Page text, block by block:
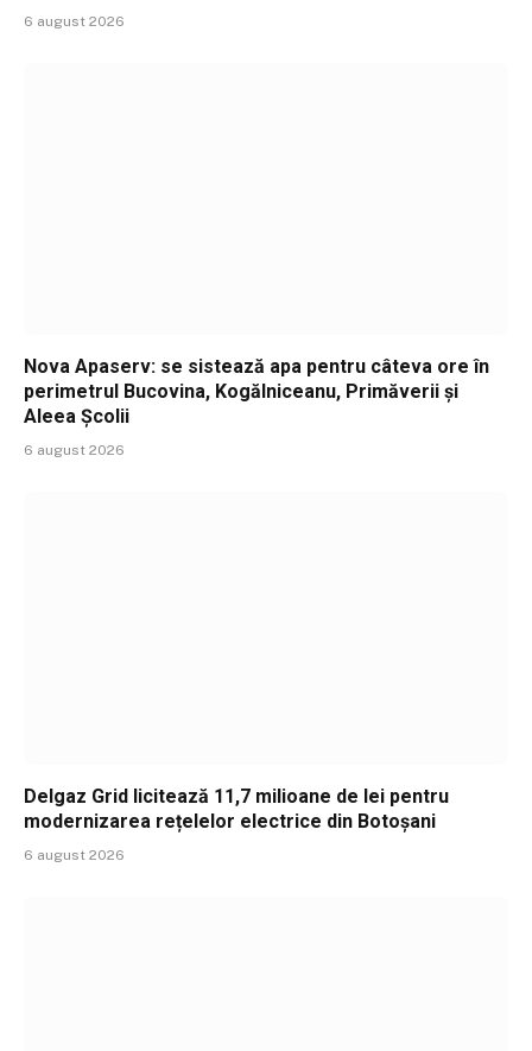
6 august 2026
Nova Apaserv: se sistează apa pentru câteva ore în
perimetrul Bucovina, Kogălniceanu, Primăverii și
Aleea Școlii
6 august 2026
Delgaz Grid licitează 11,7 milioane de lei pentru
modernizarea rețelelor electrice din Botoșani
6 august 2026